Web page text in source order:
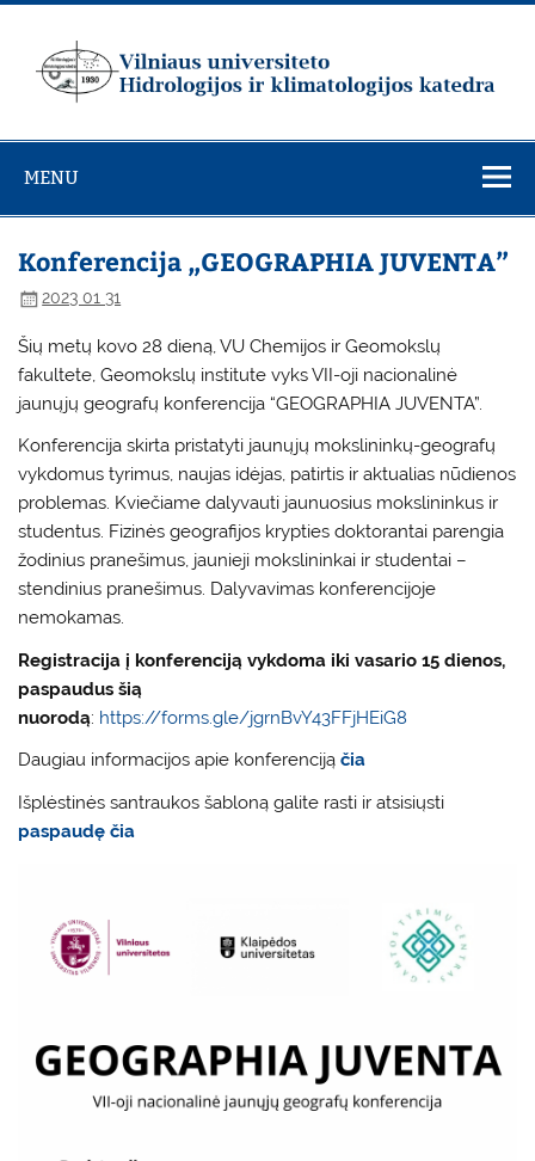
Skip
universiteto
Hidrologijos ir
klimatologijos
katedra
MENU
Konferencija „GEOGRAPHIA JUVENTA”
2023 01 31
Šių metų kovo 28 dieną, VU Chemijos ir Geomokslų
fakultete, Geomokslų institute vyks VII-oji nacionalinė
jaunųjų geografų konferencija “GEOGRAPHIA JUVENTA”.
Konferencija skirta pristatyti jaunųjų mokslininkų-geografų
vykdomus tyrimus, naujas idėjas, patirtis ir aktualias nūdienos
problemas. Kviečiame dalyvauti jaunuosius mokslininkus ir
studentus. Fizinės geografijos krypties doktorantai parengia
žodinius pranešimus, jaunieji mokslininkai ir studentai –
stendinius pranešimus. Dalyvavimas konferencijoje
nemokamas.
Registracija į konferenciją vykdoma iki vasario 15 dienos,
paspaudus šią
nuorodą: https://forms.gle/jgrnBvY43FFjHEiG8
Daugiau informacijos apie konferencijąčia
Išplėstinės santraukos šabloną galite rasti ir atsisiųsti
paspaudę čia